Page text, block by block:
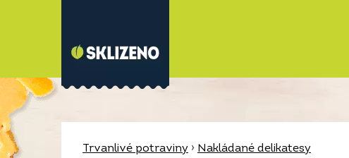
Trvanlivé potraviny › Nakládané delikatesy